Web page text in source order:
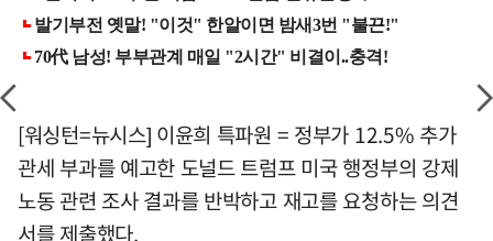
[워싱턴=뉴시스] 이윤희 특파원 = 정부가 12.5% 추가
관세 부과를 예고한 도널드 트럼프 미국 행정부의 강제
노동 관련 조사 결과를 반박하고 재고를 요청하는 의견
서를 제출했다.